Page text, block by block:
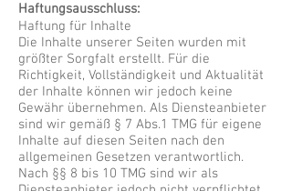
Haftungsausschluss:
Haftung für Inhalte
Die Inhalte unserer Seiten wurden mit
größter Sorgfalt erstellt. Für die
Richtigkeit, Vollständigkeit und Aktualität
der Inhalte können wir jedoch keine
Gewähr übernehmen. Als Diensteanbieter
sind wir gemäß § 7 Abs.1 TMG für eigene
Inhalte auf diesen Seiten nach den
allgemeinen Gesetzen verantwortlich.
Nach §§ 8 bis 10 TMG sind wir als